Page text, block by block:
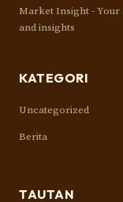
Market Insight - Your
and insights
KATEGORI
Uncategorized
Berita
TAUTAN